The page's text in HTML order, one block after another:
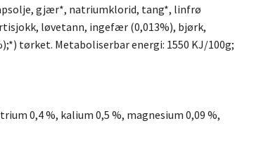
gjær*, natriumklorid, tang*, linfrø
løvetann, ingefær (0,013%), bjørk,
tørket. Metaboliserbar energi: 1550 KJ/100g;
0,4 %, kalium 0,5 %, magnesium 0,09 %,